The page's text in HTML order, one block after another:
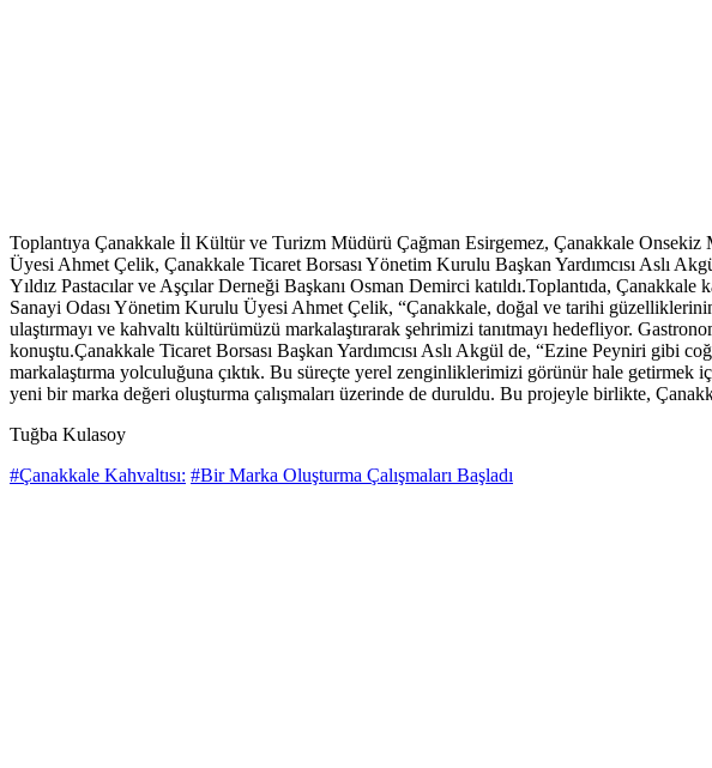
Toplantıya Çanakkale İl Kültür ve Turizm Müdürü Çağman Esirgemez, Çanakkale
Üyesi Ahmet Çelik, Çanakkale Ticaret Borsası Yönetim Kurulu Başkan Yardımcısı Aslı
Yıldız Pastacılar ve Aşçılar Derneği Başkanı Osman Demirci katıldı.Toplantıda,
Sanayi Odası Yönetim Kurulu Üyesi Ahmet Çelik, “Çanakkale, doğal ve tarihi
ulaştırmayı ve kahvaltı kültürümüzü markalaştırarak şehrimizi tanıtmayı hedefliyor.
konuştu.Çanakkale Ticaret Borsası Başkan Yardımcısı Aslı Akgül de, “Ezine Peyniri
markalaştırma yolculuğuna çıktık. Bu süreçte yerel zenginliklerimizi görünür hale getirmek
yeni bir marka değeri oluşturma çalışmaları üzerinde de duruldu. Bu projeyle birlikte,
Tuğba Kulasoy
#Çanakkale Kahvaltısı: #Bir Marka Oluşturma Çalışmaları Başladı